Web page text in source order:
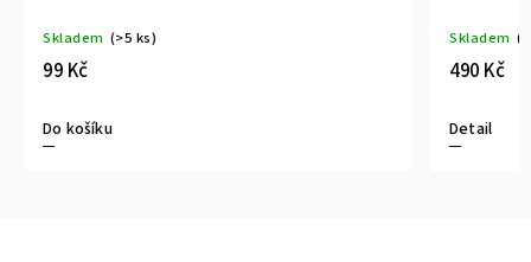
Skladem (>5 ks)
99 Kč
Do košíku
Skladem
490 Kč
Detail